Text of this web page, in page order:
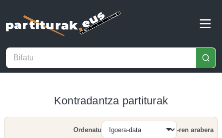
Kontradantza partiturak
Bilatu
Ordenatu -ren arabera